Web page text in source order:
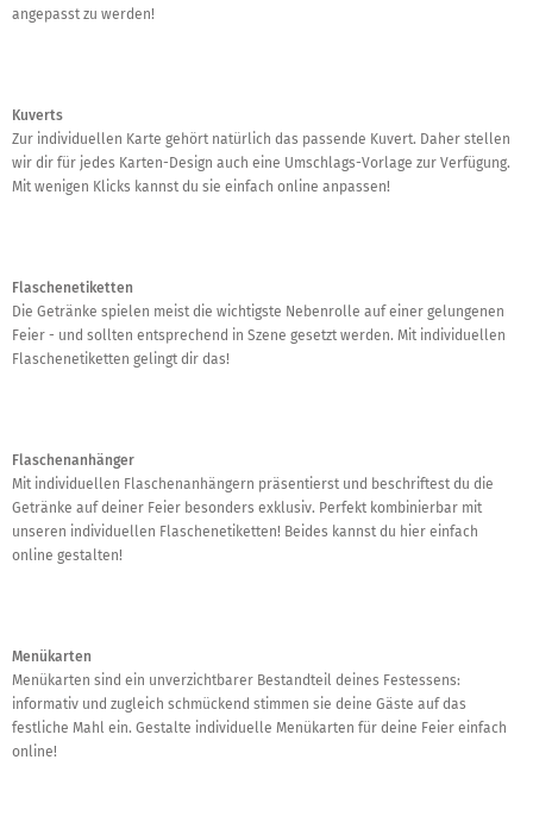
angepasst zu werden!
Kuverts
Zur individuellen Karte gehört natürlich das passende Kuvert. Daher stellen
wir dir für jedes Karten-Design auch eine Umschlags-Vorlage zur Verfügung.
Mit wenigen Klicks kannst du sie einfach online anpassen!
Flaschenetiketten
Die Getränke spielen meist die wichtigste Nebenrolle auf einer gelungenen
Feier - und sollten entsprechend in Szene gesetzt werden. Mit individuellen
Flaschenetiketten gelingt dir das!
Flaschenanhänger
Mit individuellen Flaschenanhängern präsentierst und beschriftest du die
Getränke auf deiner Feier besonders exklusiv. Perfekt kombinierbar mit
unseren individuellen Flaschenetiketten! Beides kannst du hier einfach
online gestalten!
Menükarten
Menükarten sind ein unverzichtbarer Bestandteil deines Festessens:
informativ und zugleich schmückend stimmen sie deine Gäste auf das
festliche Mahl ein. Gestalte individuelle Menükarten für deine Feier einfach
online!